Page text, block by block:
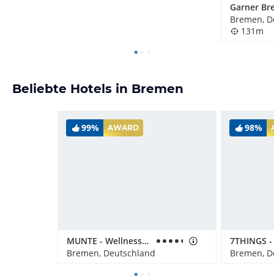
Bremen,
131m
Beliebte Hotels in Bremen
99% AWARD
MUNTE - Wellnesshotel am Stadtwald
Bremen, Deutschland
98%
Bremen,